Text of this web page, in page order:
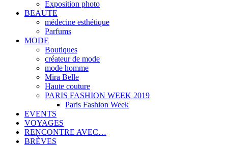
Exposition photo
BEAUTE
médecine esthétique
Parfums
MODE
Boutiques
créateur de mode
mode homme
Mira Belle
Haute couture
PARIS FASHION WEEK 2019
Paris Fashion Week
EVENTS
VOYAGES
RENCONTRE AVEC…
BRÈVES